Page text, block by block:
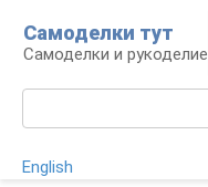
контенту
Самоделки тут
Самоделки и
English